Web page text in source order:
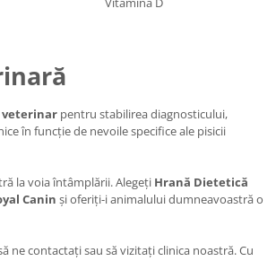
pentru stabilirea diagnosticului,
în funcție de nevoile specifice ale pisicii
la voia întâmplării. Alegeți Hrană Dietetică
Canin și oferiți-i animalului dumneavoastră o
ne contactați sau să vizitați clinica noastră. Cu